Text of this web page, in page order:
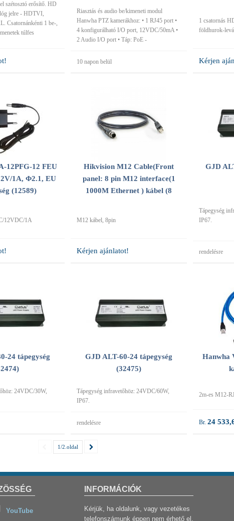
szétosztó erősítő. HD
jelre - HDTVI,
Csatornánkénti 1 be-,
túlfes
Riasztás és audio be/kimeneti modul
Hanwha PTZ kamerákhoz: • 1 RJ45 port •
4 konfigurálható I/O port, 12VDC/50mA •
2 Audio I/O port • Táp: PoE -
10 napon belül
1 csatornás
földhurok-
Kérjen
12PFG-12 FEU
1A, Φ2.1, EU
(12589)
12VDC/1A
Hikvision M12 Cable(Front
panel: 8 pin M12 interface(1
1000M Ethernet ) kábel (8
M12 kábel, 8pin
Kérjen ajánlatot!
GJD
Tápegység
IP67.
rendelésre
24 tápegység
24VDC/30W,
GJD ALT-60-24 tápegység
(32475)
Tápegység infravetőhöz: 24VDC/60W,
IP67.
rendelésre
Hanwha
2m-es M12-
24
1/2.oldal
YouTube
INFORMÁCIÓK
Kérjük, ha oldalunk, vagy vezetékes
telefonszámunk éppen nem érhető el,